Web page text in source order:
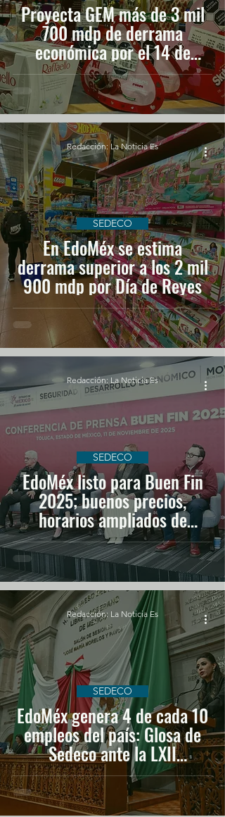
Proyecta GEM más de 3 mil
700 mdp de derrama
económica por el 14 de
febrero
En EdoMéx se estima
derrama superior a los 2 mil
900 mdp por Día de Reyes
SEDECO
Redacción: La Noticia Es
EdoMéx listo para Buen Fin
2025; buenos precios,
horarios ampliados de
transporte y seguridad
SEDECO
Redacción: La Noticia Es
EdoMéx genera 4 de cada 10
empleos del país: Glosa de
Sedeco ante la LXII
Legislatura
SEDECO
Redacción: La Noticia Es